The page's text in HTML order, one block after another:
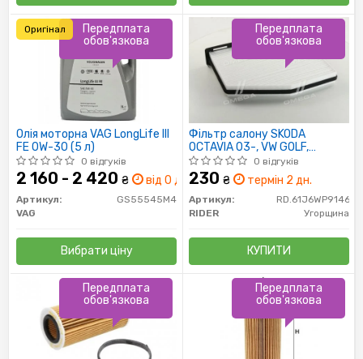
Олія моторна VAG LongLife III
FE 0W-30 (5 л)
0 відгуків
2 160 - 2 420 ₴ від 0 дн.
Артикул:
GS55545M4
VAG
Вибрати ціну
Передплата
обов'язкова
Оригінал
Фільтр салону SKODA
OCTAVIA 03-, VW GOLF,
PASSAT (RIDER)0 відгуків
230 ₴ термін 2 дн.
Артикул:
RD.61J6WP9146
RIDER
Угорщина
КУПИТИ
Передплата
обов'язкова
Передплата
обов'язкова
Передплата
обов'язкова